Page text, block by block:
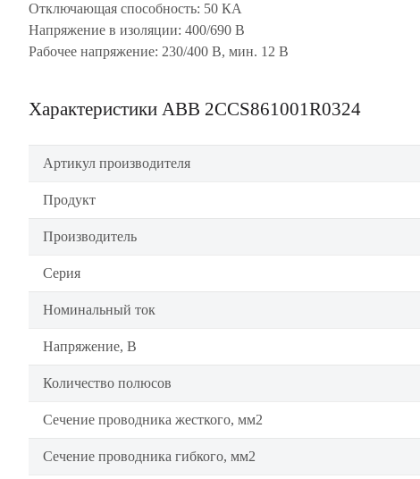
Отключающая способность: 50 КА
Напряжение в изоляции: 400/690 В
Рабочее напряжение: 230/400 В, мин. 12 В
Характеристики ABB 2CCS861001R0324
Артикул производителя
Продукт
Производитель
Серия
Номинальный ток
Напряжение, В
Количество полюсов
Сечение проводника жесткого, мм2
Сечение проводника гибкого, мм2